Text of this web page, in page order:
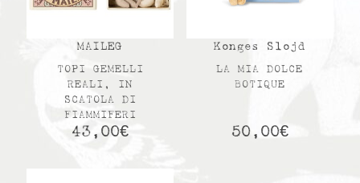
MAILEG
TOPI GEMELLI
REALI, IN
SCATOLA DI
FIAMMIFERI
43,00€
Konges Slojd
LA MIA DOLCE
BOTIQUE
50,00€